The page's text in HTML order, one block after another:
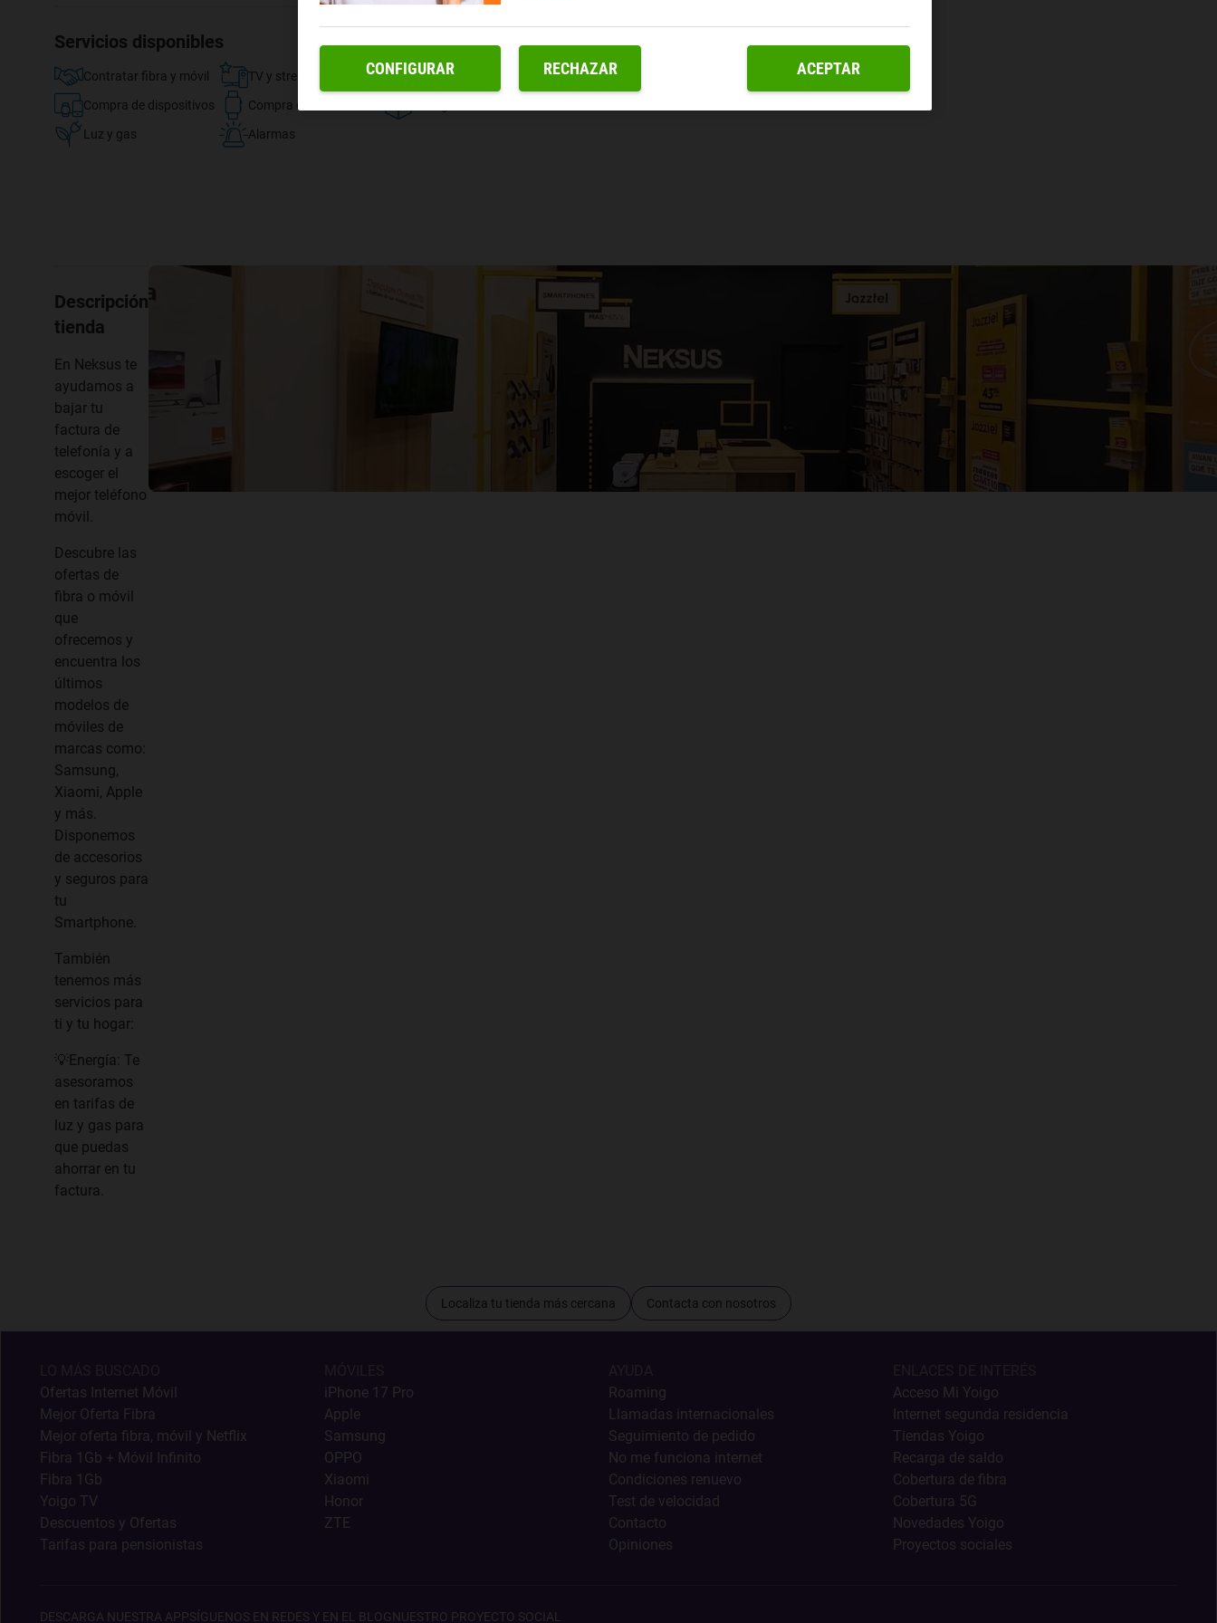
Servicios disponibles
Contratar fibra y móvil TV y streaming
Fútbol
Compra de dispositivos
Compra de accesorios
Luz y gas
Alarmas
Descripción
tienda
En Neksus te
ayudamos a
bajar tu
factura de
telefonía y a
escoger el
mejor teléfono
móvil.
Descubre las
ofertas de
fibra o móvil
que
ofrecemos y
encuentra los
últimos
modelos de
móviles de
marcas como:
Samsung,
Xiaomi, Apple
y más.
Disponemos
de accesorios
y seguros para
tu
Smartphone.
También
tenemos más
servicios para
ti y tu hogar:
💡Energía: Te
asesoramos
en tarifas de
luz y gas para
que puedas
ahorrar en tu
factura.
Localiza tu tienda más cercana Contacta con nosotros
Ofertas Internet Móvil
Mejor Oferta Fibra
Mejor oferta fibra, móvil y Netflix
Fibra 1Gb + Móvil Infinito
Fibra 1Gb
Yoigo TV
Descuentos y Ofertas
Tarifas para pensionistas
iPhone 17 Pro
Apple
Samsung
OPPO
Xiaomi
Honor
ZTE
Roaming
Llamadas internacionales
Seguimiento de pedido
No me funciona internet
Condiciones renuevo
Test de velocidad
Contacto
Opiniones
Acceso Mi Yoigo
Internet segunda residencia
Tiendas Yoigo
Recarga de saldo
Cobertura de fibra
Cobertura 5G
Novedades Yoigo
Proyectos sociales
DESCARGA NUESTRA APPSÍGUENOS EN REDES Y EN EL BLOGNUESTRO PROYECTO SOCIAL
RECHAZAR ACEPTAR
CONFIGURAR